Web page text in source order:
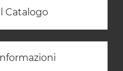
Catalogo